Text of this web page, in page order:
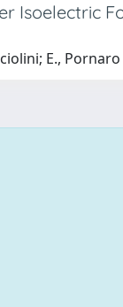
Isoelectric
E., Pornaro